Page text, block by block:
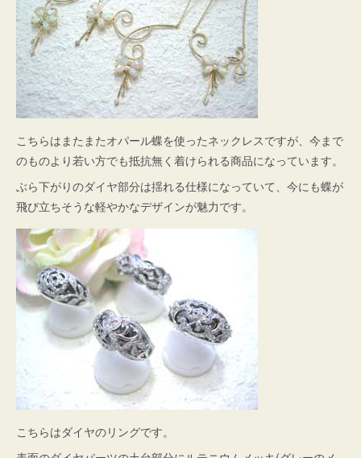
こちらはまたまたオパール蝶を使ったネックレスですが、今まで
のものより若い方でも抵抗無く着けられる商品になっています。
ぶら下がりのダイヤ部分は揺れる仕様になっていて、今にも蝶が
飛び立ちそうな軽やかなデザインが魅力です。
こちらはダイヤのリングです。